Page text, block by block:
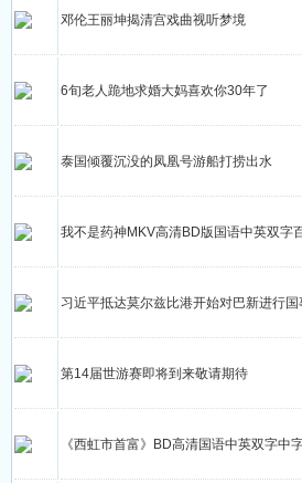
邓伦王丽坤揭清宫戏曲视听梦境
6旬老人跪地求婚大妈喜欢你30年了
泰国倾覆沉没的凤凰号游船打捞出水
我不是药神MKV高清BD版国语中英双字
习近平抵达莫尔兹比港开始对巴新进行国
第14届世游赛即将到来敬请期待
《西虹市首富》BD高清国语中英双字中